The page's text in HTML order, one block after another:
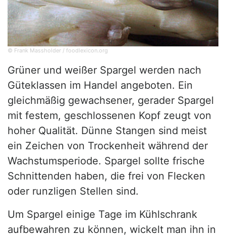
© Frank Massholder / foodlexicon.org
Grüner und weißer Spargel werden nach
Güteklassen im Handel angeboten. Ein
gleichmäßig gewachsener, gerader Spargel
mit festem, geschlossenen Kopf zeugt von
hoher Qualität. Dünne Stangen sind meist
ein Zeichen von Trockenheit während der
Wachstumsperiode. Spargel sollte frische
Schnittenden haben, die frei von Flecken
oder runzligen Stellen sind.
Um Spargel einige Tage im Kühlschrank
aufbewahren zu können, wickelt man ihn in